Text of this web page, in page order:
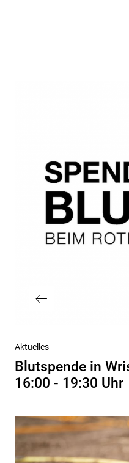
Vorheriger
Beitrag
Aktuelles
Blutspende in
16:00 - 19:30 Uhr